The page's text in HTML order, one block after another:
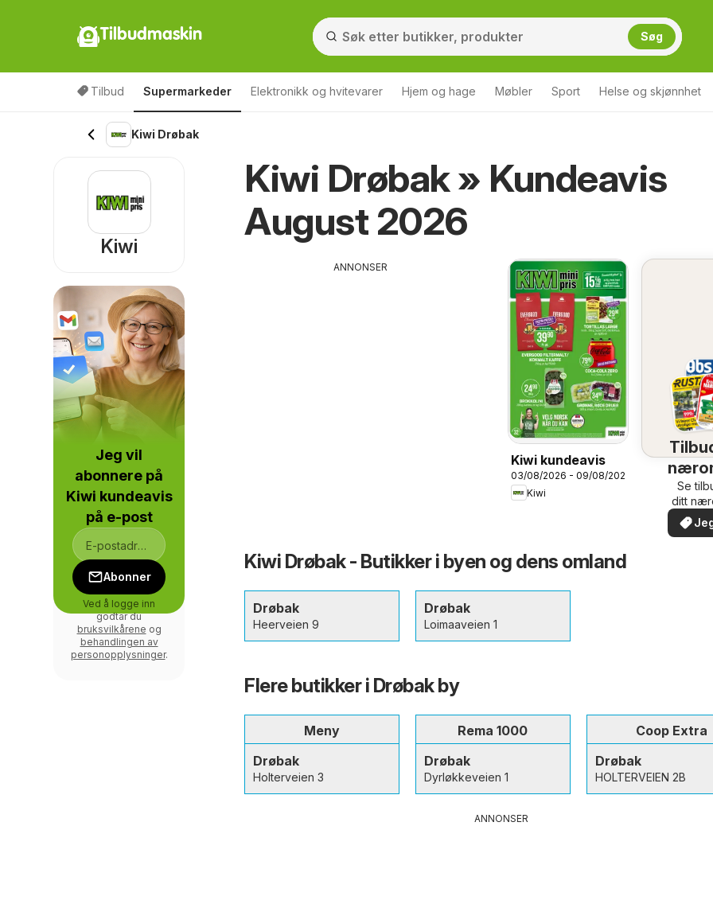
Tilbudmaskin Søg
Tilbud Supermarkeder Elektronikk og hvitevarer Hjem og hage Møbler Sport Helse og skjønnhet
Kiwi Drøbak
Kiwi Drøbak » Kundeavis
August 2026
ANNONSER
Kiwi kundeavis
03/08/2026 - 09/08/2026
Kiwi
Se
ditt
Kiwi Drøbak - Butikker i byen og dens omland
Drøbak
Heerveien 9
Drøbak
Loimaaveien 1
Flere butikker i Drøbak by
Meny
Drøbak
Holterveien 3
Rema 1000
Drøbak
Dyrløkkeveien 1
Coop Extra
Drøbak
HOLTERVEIEN 2B
ANNONSER
Kiwi
Jeg vil
abonnere på
Kiwi kundeavis
på e-post
Abonner
Ved å logge inn
godtar du
bruksvilkårene og
behandlingen av
personopplysninger.